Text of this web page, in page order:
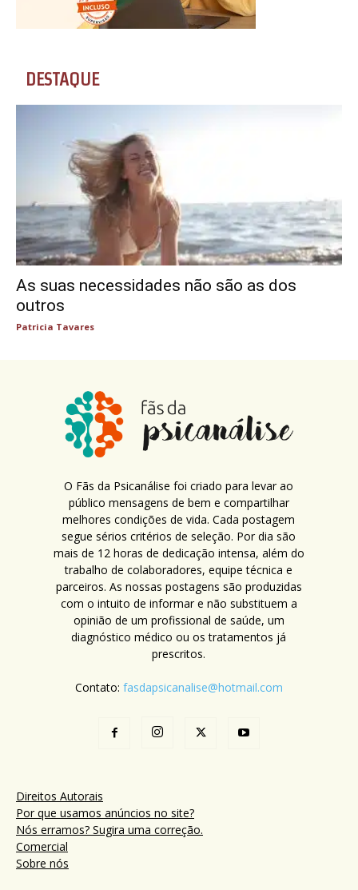
DESTAQUE
As suas necessidades não são as dos
outros
Patricia Tavares
O Fãs da Psicanálise foi criado para levar ao
público mensagens de bem e compartilhar
melhores condições de vida. Cada postagem
segue sérios critérios de seleção. Por dia são
mais de 12 horas de dedicação intensa, além do
trabalho de colaboradores, equipe técnica e
parceiros. As nossas postagens são produzidas
com o intuito de informar e não substituem a
opinião de um profissional de saúde, um
diagnóstico médico ou os tratamentos já
prescritos.
Contato: fasdapsicanalise@hotmail.com
Direitos Autorais
Por que usamos anúncios no site?
Nós erramos? Sugira uma correção.
Comercial
Sobre nós